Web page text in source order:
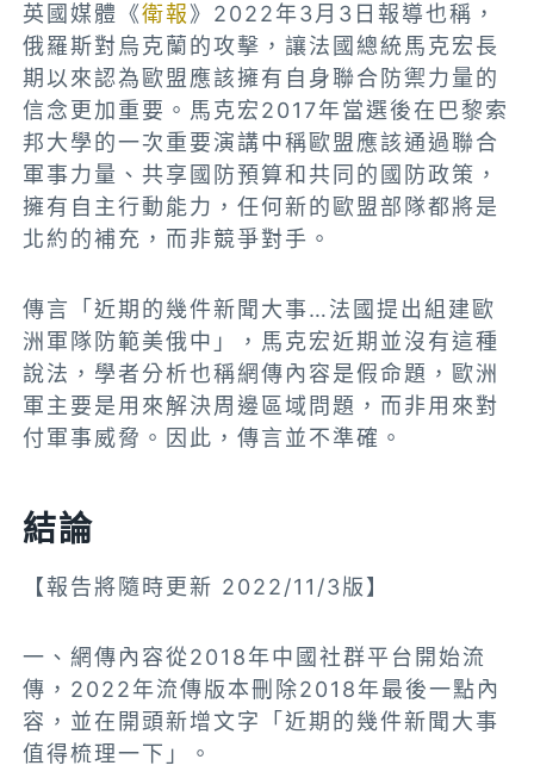
英國媒體《衛報》2022年3月3日報導也稱，
俄羅斯對烏克蘭的攻擊，讓法國總統馬克宏長
期以來認為歐盟應該擁有自身聯合防禦力量的
信念更加重要。馬克宏2017年當選後在巴黎索
邦大學的一次重要演講中稱歐盟應該通過聯合
軍事力量、共享國防預算和共同的國防政策，
擁有自主行動能力，任何新的歐盟部隊都將是
北約的補充，而非競爭對手。
傳言 「近期的幾件新聞大事…法國提出組建歐
洲軍隊防範美俄中」， 馬克宏近期並沒有這種
說法，學者分析也稱網傳內容是假命題，歐洲
軍主要是用來解決周邊區域問題，而非用來對
付軍事威脅。因此，傳言並不準確。
結論
【報告將隨時更新 2022/11/3版】
一、網傳內容從2018年中國社群平台開始流
傳，2022年流傳版本刪除2018年最後一點內
容，並在開頭新增文字「近期的幾件新聞大事
值得梳理一下」。